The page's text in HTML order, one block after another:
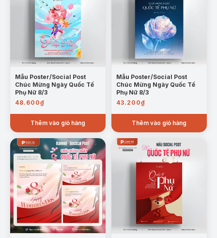
Mẫu Poster/Social Post
Chúc Mừng Ngày Quốc Tế
Phụ Nữ 8/3
48.600₫
Thêm vào giỏ hàng
Mẫu Poster/Social Post
Chúc Mừng Ngày Quốc Tế
Phụ Nữ 8/3
43.200₫
Thêm vào giỏ hàng